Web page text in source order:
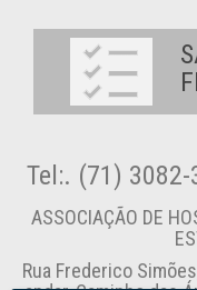
Tel:. (71)
ASSOCIAÇÃO DE
Rua Frederico